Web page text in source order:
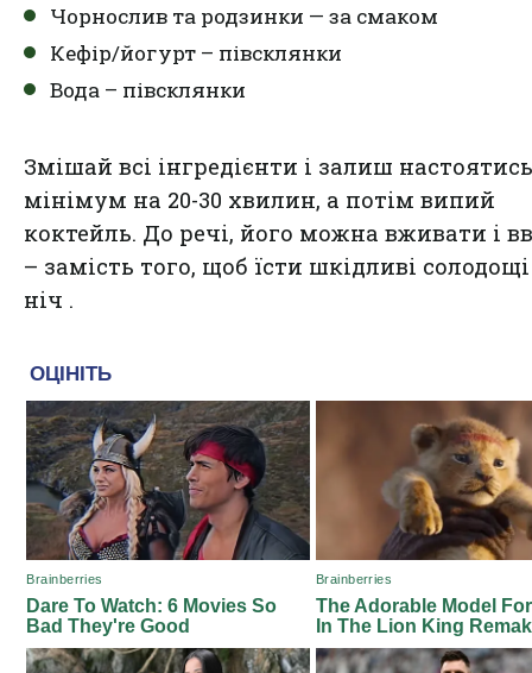
Чорнослив та родзинки — за смаком
Кефір/йогурт – півсклянки
Вода – півсклянки
Змішай всі інгредієнти і залиш настоятись
мінімум на 20-30 хвилин, а потім випий
коктейль. До речі, його можна вживати і
– замість того, щоб їсти шкідливі
ніч .